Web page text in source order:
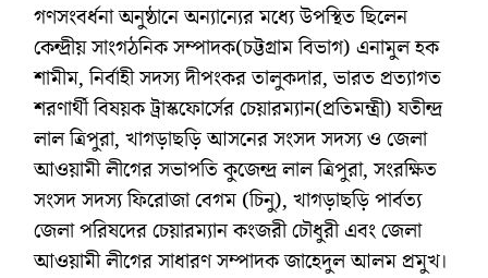
গণসংবর্ধনা অনুষ্ঠানে অন্যান্যের মধ্যে উপস্থিত ছিলেন
কেন্দ্রীয় সাংগঠনিক সম্পাদক(চট্টগ্রাম বিভাগ) এনামুল হক
শামীম, নির্বাহী সদস্য দীপংকর তালুকদার, ভারত প্রত্যাগত
শরণার্থী বিষয়ক ট্রাস্কফোর্সের চেয়ারম্যান(প্রতিমন্ত্রী) যতীন্দ্র
লাল ত্রিপুরা, খাগড়াছড়ি আসনের সংসদ সদস্য ও জেলা
আওয়ামী লীগের সভাপতি কুজেন্দ্র লাল ত্রিপুরা, সংরক্ষিত
সংসদ সদস্য ফিরোজা বেগম (চিনু), খাগড়াছড়ি পার্বত্য
জেলা পরিষদের চেয়ারম্যান কংজরী চৌধুরী এবং জেলা
আওয়ামী লীগের সাধারণ সম্পাদক জাহেদুল আলম প্রমুখ।